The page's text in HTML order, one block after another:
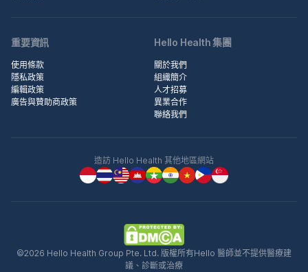
重要資訊
使用條款
隱私政策
編輯政策
廣告與贊助商政策
Hello Health 集團
關於我們
組織簡介
人才招募
異業合作
聯絡我們
造訪 Hello Health 其他地區網站
©2026 Hello Health Group Pte. Ltd. 版權所有Hello 醫師並不提供醫療建
議、診斷或治療